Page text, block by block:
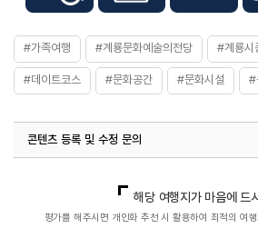
#가족여행 #계룡문화예술의전당 #계룡시
#데이트코스 #문화공간 #문화시설 #
#연인과함께 #열린문화공간
콘텐츠 등록 및 수정 문의
열린관광콘텐츠팀(열린관광-모두의여행)
033-738-
해당 여행지가 마음에 드
평가를 해주시면 개인화 추천 시 활용하여 최적의 여